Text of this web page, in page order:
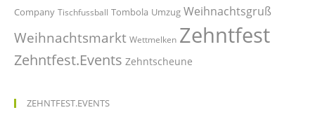
Company Tischfussball Tombola Umzug Weihnachtsgruß
Weihnachtsmarkt Wettmelken Zehntfest
Zehntfest.Events Zehntscheune
ZEHNTFEST.EVENTS